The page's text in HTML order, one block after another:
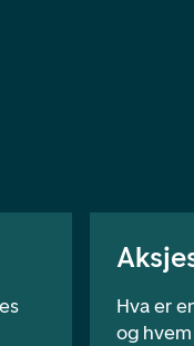
Hva er
og